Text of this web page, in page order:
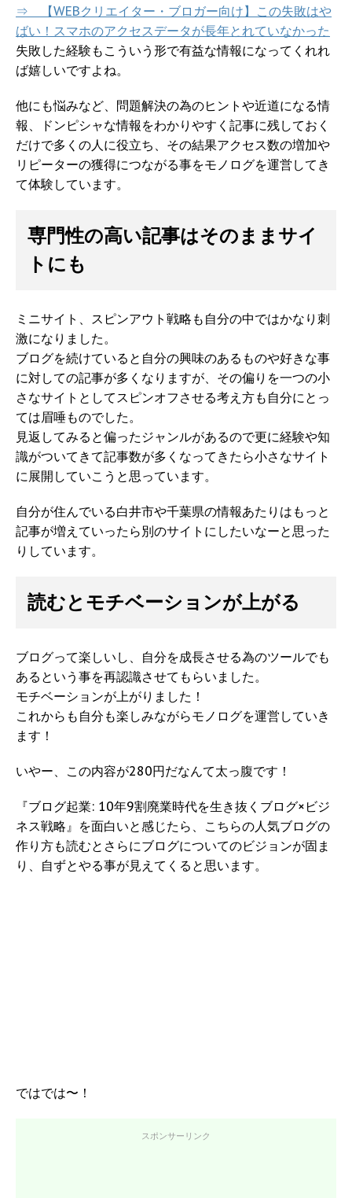
⇒ 【WEBクリエイター・ブロガー向け】この失敗はや
ばい！スマホのアクセスデータが長年とれていなかった
失敗した経験もこういう形で有益な情報になってくれれ
ば嬉しいですよね。
他にも悩みなど、問題解決の為のヒントや近道になる情
報、ドンピシャな情報をわかりやすく記事に残しておく
だけで多くの人に役立ち、その結果アクセス数の増加や
リピーターの獲得につながる事をモノログを運営してき
て体験しています。
専門性の高い記事はそのままサイ
トにも
ミニサイト、スピンアウト戦略も自分の中ではかなり刺
激になりました。
ブログを続けていると自分の興味のあるものや好きな事
に対しての記事が多くなりますが、その偏りを一つの小
さなサイトとしてスピンオフさせる考え方も自分にとっ
ては眉唾ものでした。
見返してみると偏ったジャンルがあるので更に経験や知
識がついてきて記事数が多くなってきたら小さなサイト
に展開していこうと思っています。
自分が住んでいる白井市や千葉県の情報あたりはもっと
記事が増えていったら別のサイトにしたいなーと思った
りしています。
読むとモチベーションが上がる
ブログって楽しいし、自分を成長させる為のツールでも
あるという事を再認識させてもらいました。
モチベーションが上がりました！
これからも自分も楽しみながらモノログを運営していき
ます！
いやー、この内容が280円だなんて太っ腹です！
『ブログ起業: 10年9割廃業時代を生き抜くブログ×ビジ
ネス戦略』を面白いと感じたら、こちらの人気ブログの
作り方も読むとさらにブログについてのビジョンが固ま
り、自ずとやる事が見えてくると思います。
ではでは〜！
スポンサーリンク